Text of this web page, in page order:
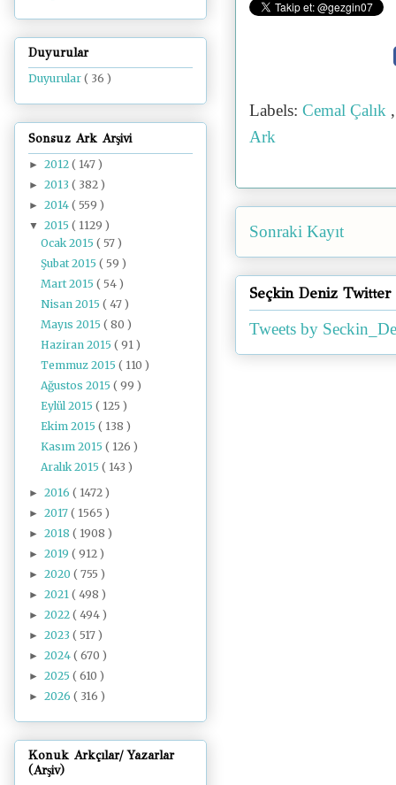
Labels: Cemal Çalık
Ark
Sonraki Kayıt
Seçkin Deniz Twitter
Tweets by
Duyurular
Duyurular ( 36 )
Sonsuz Ark Arşivi
► 2012 ( 147 )
► 2013 ( 382 )
► 2014 ( 559 )
▼ 2015 ( 1129 )
Ocak 2015( 57 )
Şubat 2015( 59 )
Mart 2015( 54 )
Nisan 2015( 47 )
Mayıs 2015( 80 )
Haziran 2015( 91 )
Temmuz 2015( 110 )
Ağustos 2015( 99 )
Eylül 2015( 125 )
Ekim 2015( 138 )
Kasım 2015( 126 )
Aralık 2015( 143 )
► 2016 ( 1472 )
► 2017 ( 1565 )
► 2018 ( 1908 )
► 2019 ( 912 )
► 2020 ( 755 )
► 2021 ( 498 )
► 2022 ( 494 )
► 2023 ( 517 )
► 2024 ( 670 )
► 2025 ( 610 )
► 2026 ( 316 )
Konuk Arkçılar/ Yazarlar
(Arşiv)